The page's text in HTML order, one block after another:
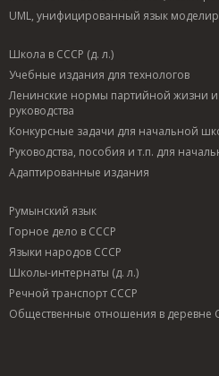
UML, унифицированный язык
Школа в СССР (д. л.)
Учебные издания для технологов
Ленинские нормы партийной жизни
руководства
Конкурсные задачи для начальной
Руководства, пособия и т.п. для
Адаптированные издания
Румынский язык
Горное дело в СССР
Языки народов СССР
Школы-интернаты (д. л.)
Речной транспорт СССР
Общественные отношения в деревне